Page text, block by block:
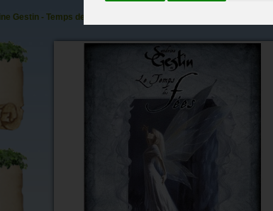
Gestin - Temps des Fées